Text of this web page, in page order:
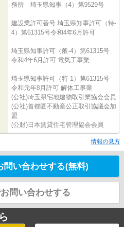
務所 埼玉県知事（4）第9529号
建設業許可番号 埼玉県知事許可（特-
4）第61315号令和4年6月許可
埼玉県知事許可（般-4）第61315号
令和4年6月許可 電気工事業
埼玉県知事許可（特-1）第61315号
令和元年8月許可 解体工事業
(公社)埼玉県宅地建物取引業協会会員
(公社)首都圏不動産公正取引協議会加
盟
(公財)日本賃貸住宅管理協会会員
情報の見方
問い合わせする(無料)
問い合わせする